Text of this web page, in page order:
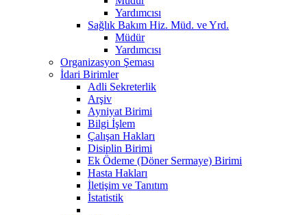
Yardımcısı
Sağlık Bakım Hiz. Müd. ve Yrd.
Müdür
Yardımcısı
Organizasyon Şeması
İdari Birimler
Adli Sekreterlik
Arşiv
Ayniyat Birimi
Bilgi İşlem
Çalışan Hakları
Disiplin Birimi
Ek Ödeme (Döner Sermaye) Birimi
Hasta Hakları
İletişim ve Tanıtım
İstatistik